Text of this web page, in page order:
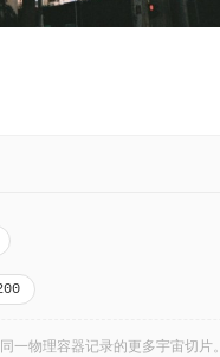
一物理容器记录的更多宇宙切片。